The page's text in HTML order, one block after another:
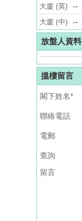
大廈 (英)
--
大廈 (中)
--
放盤人資料
搵樓留言
閣下姓名*
聯絡電話
電郵
查詢
留言